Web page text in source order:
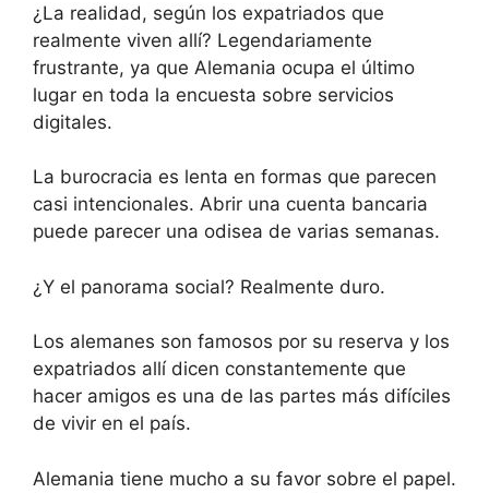
¿La realidad, según los expatriados que
realmente viven allí? Legendariamente
frustrante, ya que Alemania ocupa el último
lugar en toda la encuesta sobre servicios
digitales.
La burocracia es lenta en formas que parecen
casi intencionales. Abrir una cuenta bancaria
puede parecer una odisea de varias semanas.
¿Y el panorama social? Realmente duro.
Los alemanes son famosos por su reserva y los
expatriados allí dicen constantemente que
hacer amigos es una de las partes más difíciles
de vivir en el país.
Alemania tiene mucho a su favor sobre el papel.